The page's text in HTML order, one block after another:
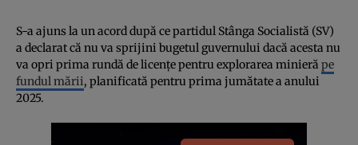
S-a ajuns la un acord după ce partidul Stânga Socialistă (SV)
a declarat că nu va sprijini bugetul guvernului dacă acesta nu
va opri prima rundă de licențe pentru explorarea minieră pe
fundul mării, planificată pentru prima jumătate a anului
2025.